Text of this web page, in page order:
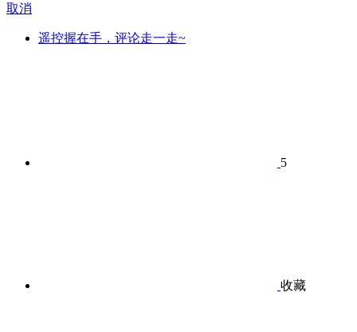
取消
遥控握在手，评论走一走~
5
收藏